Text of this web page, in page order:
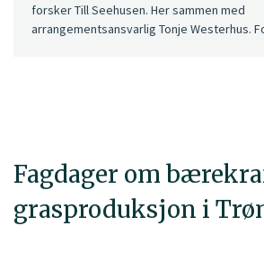
Fagdager om
grasproduksjon i
forsker Till Seehusen. Her sammen med
arrangementsansvarlig Tonje Westerhus.